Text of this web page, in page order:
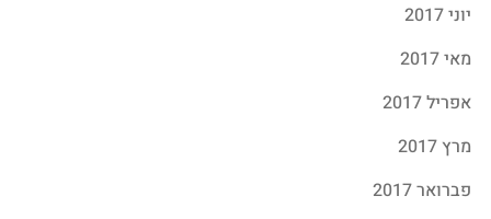
יוני 2017
מאי 2017
אפריל 2017
מרץ 2017
פברואר 2017